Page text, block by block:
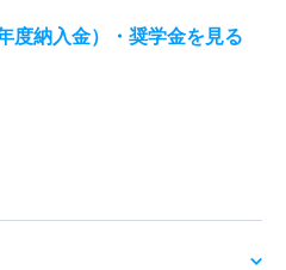
度納入金）・奨学金を見る